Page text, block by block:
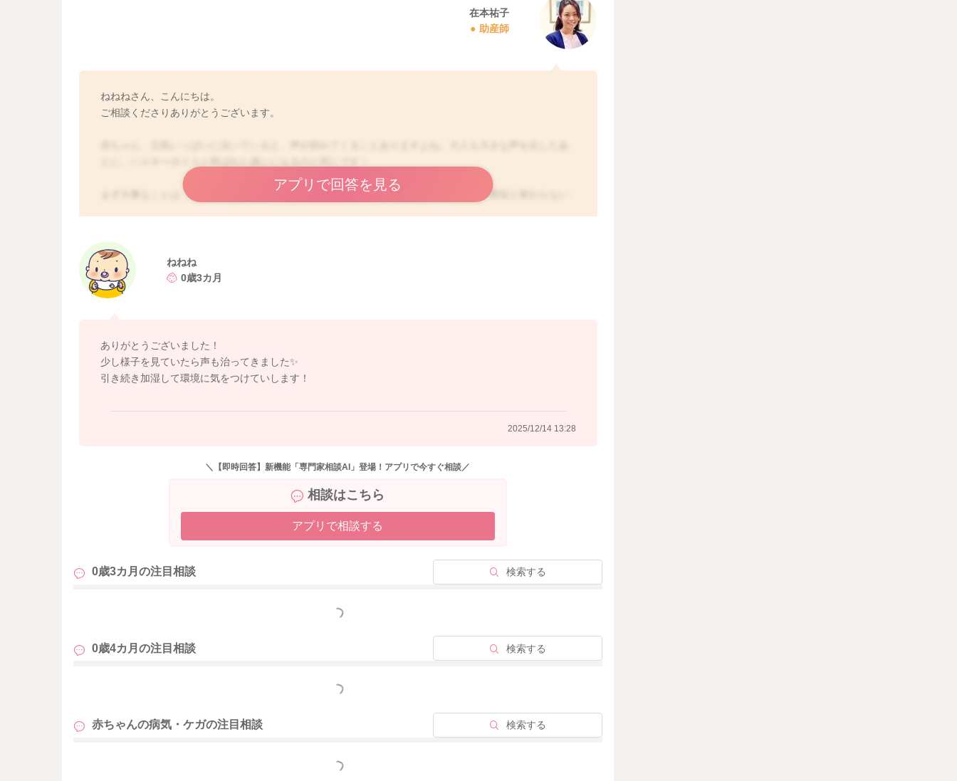
在本祐子
助産師
ねねねさん、こんにちは。
ご相談くださりありがとうございます。
まず大事なことは、母乳やミルクなどの飲みがよく、オシッコもたくさんでるような、普段と変わらない
とは言え、風邪を引き金に、喉、特に声帯に炎症が生じてしまうことがあります。機嫌や元気さに心配が
あるときには、まだ月齢も浅いですから、受診してくださいね。
どうぞよろしくお願いします🙇‍♂️
アプリで回答を見る
ねねね
0歳3カ月
ありがとうございました！
少し様子を見ていたら声も治ってきました✨️
引き続き加湿して環境に気をつけていします！
2025/12/14 13:28
＼【即時回答】新機能「専門家相談AI」登場！アプリで今すぐ相談／
相談はこちら
アプリで相談する
0歳3カ月の注目相談 検索する
もっと見る
0歳4カ月の注目相談 検索する
もっと見る
赤ちゃんの病気・ケガの注目相談 検索する
もっと見る